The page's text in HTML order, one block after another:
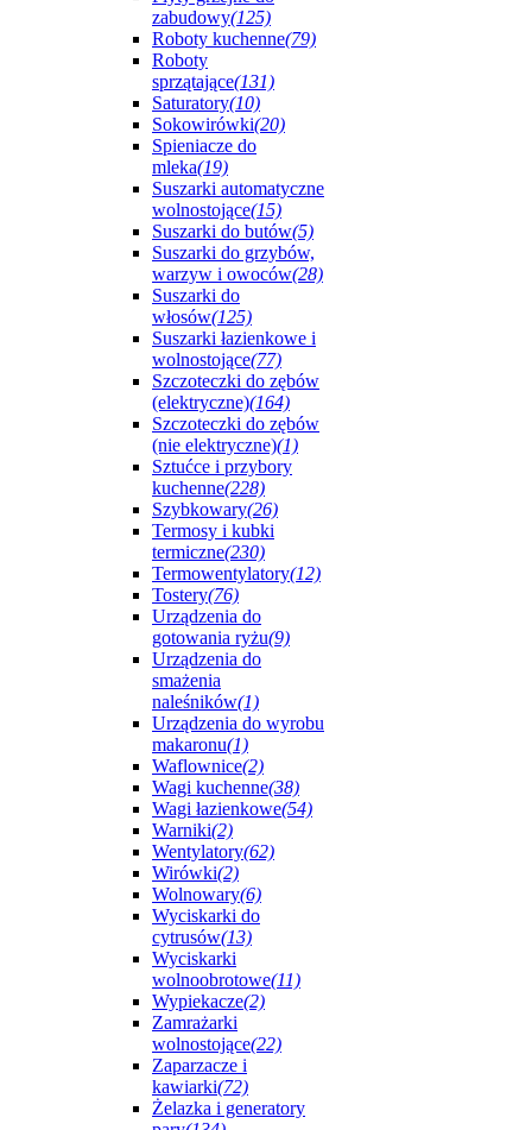
zabudowy(125)
Roboty kuchenne(79)
Roboty
sprzątające(131)
Saturatory(10)
Sokowirówki(20)
Spieniacze do
mleka(19)
Suszarki automatyczne
wolnostojące(15)
Suszarki do butów(5)
Suszarki do grzybów,
warzyw i owoców(28)
Suszarki do
włosów(125)
Suszarki łazienkowe i
wolnostojące(77)
Szczoteczki do zębów
(elektryczne)(164)
Szczoteczki do zębów
(nie elektryczne)(1)
Sztućce i przybory
kuchenne(228)
Szybkowary(26)
Termosy i kubki
termiczne(230)
Termowentylatory(12)
Tostery(76)
Urządzenia do
gotowania ryżu(9)
Urządzenia do
smażenia
naleśników(1)
Urządzenia do wyrobu
makaronu(1)
Waflownice(2)
Wagi kuchenne(38)
Wagi łazienkowe(54)
Warniki(2)
Wentylatory(62)
Wirówki(2)
Wolnowary(6)
Wyciskarki do
cytrusów(13)
Wyciskarki
wolnoobrotowe(11)
Wypiekacze(2)
Zamrażarki
wolnostojące(22)
Zaparzacze i
kawiarki(72)
Żelazka i generatory